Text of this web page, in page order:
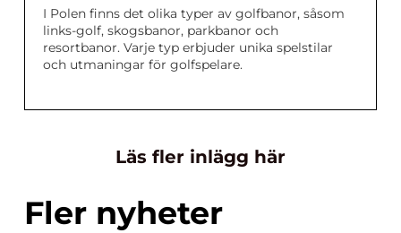
I Polen finns det olika typer av golfbanor, såsom
links-golf, skogsbanor, parkbanor och
resortbanor. Varje typ erbjuder unika spelstilar
och utmaningar för golfspelare.
Läs fler inlägg här
Fler nyheter